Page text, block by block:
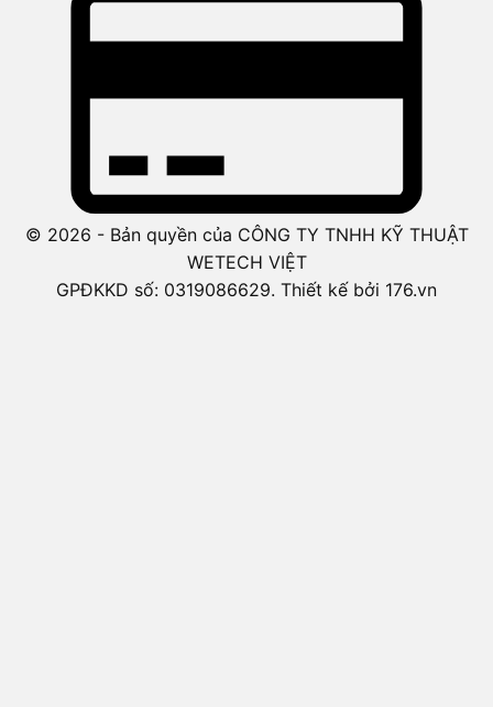
© 2026 - Bản quyền của CÔNG TY TNHH KỸ THUẬT
WETECH VIỆT
GPĐKKD số: 0319086629. Thiết kế bởi 176.vn